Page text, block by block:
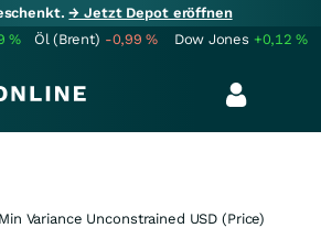
→ Jetzt Depot eröffnen
% Öl (Brent) -0,99% Dow Jones +0,12%
Variance Unconstrained USD (Price)